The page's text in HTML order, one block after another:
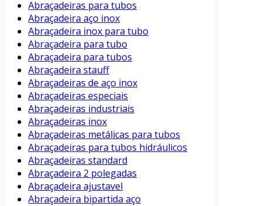
Abraçadeiras para tubos
Abraçadeira aço inox
Abraçadeira inox para tubo
Abraçadeira para tubo
Abraçadeira para tubos
Abraçadeira stauff
Abraçadeiras de aço inox
Abraçadeiras especiais
Abraçadeiras industriais
Abraçadeiras inox
Abraçadeiras metálicas para tubos
Abraçadeiras para tubos hidráulicos
Abraçadeiras standard
Abraçadeira 2 polegadas
Abraçadeira ajustavel
Abraçadeira bipartida aço